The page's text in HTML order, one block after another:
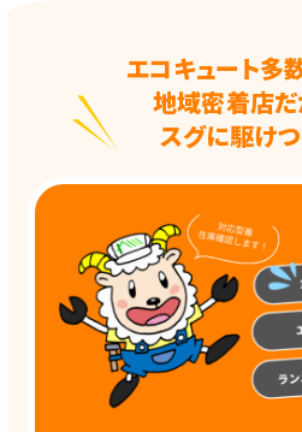
エコキュート多
地域密着店だ
スグに駆けつ